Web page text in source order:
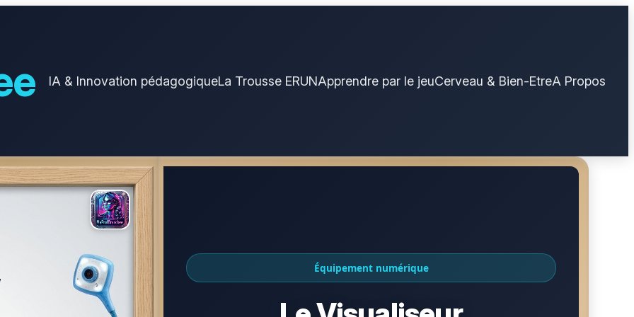
IA & Innovation pédagogiqueLa Trousse ERUNApprendre par le jeuCerveau & Bien-EtreA Propos
Équipement numérique